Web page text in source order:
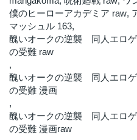
僕のヒーローアカデミア raw,
マッシュル 163,
醜いオークの逆襲 同人エロ
の受難 raw
,
醜いオークの逆襲 同人エロ
の受難 漫画
,
醜いオークの逆襲 同人エロ
の受難 漫画raw